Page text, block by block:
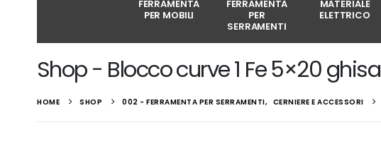
FERRAMENTA
PER MOBILI
FERRAMENTA
PER
SERRAMENTI
MATERIALE
ELETTRICO
Shop - Blocco curve 1 Fe 5×20 ghisa
HOME SHOP 002 - FERRAMENTA PER SERRAMENTI, CERNIERE E ACCESSORI